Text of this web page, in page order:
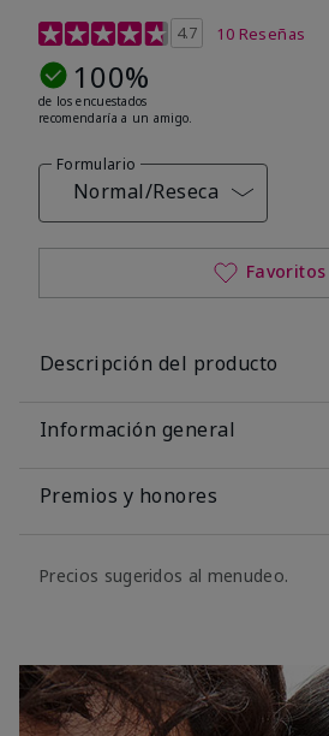
Calificación de clientes de 5 de 5
4.7 10 Reseñas
100%
de los encuestados
recomendaría a un amigo.
Formulario
Normal/Reseca
Favoritos
Descripción del producto
Información general
Premios y honores
Precios sugeridos al menudeo.